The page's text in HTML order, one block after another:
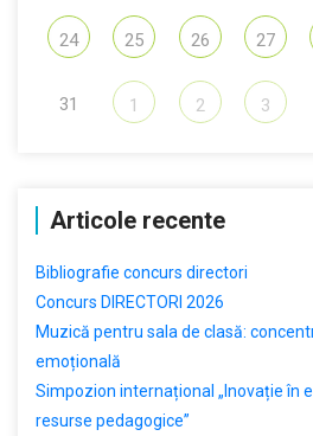
24 25 26 27
31 1 2 3
Articole recente
Bibliografie concurs directori
Concurs DIRECTORI 2026
Muzică pentru sala de clasă:
emoțională
Simpozion internațional „Inovație în
resurse pedagogice”